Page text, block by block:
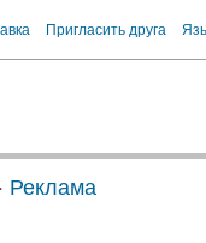
Пригласить друга
· Реклама